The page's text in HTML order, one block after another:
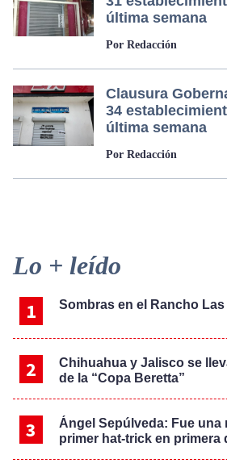
última semana
Por Redacción
Clausura
34
última semana
Por Redacción
Primary
Sidebar
Lo + leído
Sombras en el Rancho
Chihuahua y Jalisco se
de la “Copa Beretta”
Ángel Sepúlveda: Fue una
primer hat-trick en primera